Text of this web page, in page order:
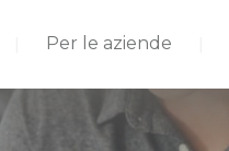
Per le aziende